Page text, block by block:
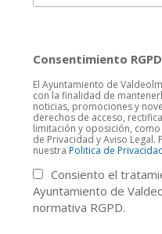
Consentimiento RGPD
El Ayuntamiento de
con la finalidad de
noticias, promociones y
derechos de acceso,
limitación y oposición,
de Privacidad y Aviso
nuestra Politica de
Consiento el
Ayuntamiento de
normativa RGPD.